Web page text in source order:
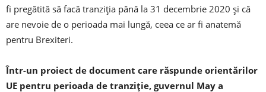
fi pregătită să facă tranziția până la 31 decembrie 2020 și că
are nevoie de o perioada mai lungă, ceea ce ar fi anatemă
pentru Brexiteri.
Într-un proiect de document care răspunde orientărilor
UE pentru perioada de tranziție, guvernul May a